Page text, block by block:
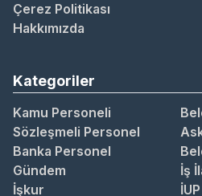
Çerez Politikası
Hakkımızda
Kategoriler
Kamu Personeli
Sözleşmeli Personel
Banka Personel
Gündem
İş
İşkur